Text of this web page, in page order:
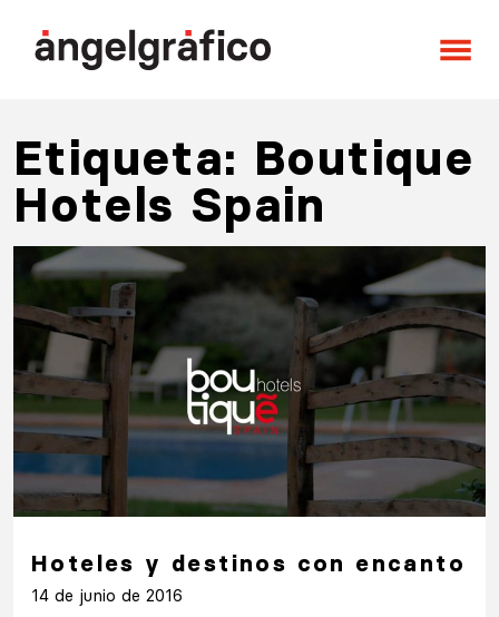
Saltar al contenido
Navegación principal
Etiqueta: Boutique
Hotels Spain
Hoteles y destinos con encanto
14 de junio de 2016